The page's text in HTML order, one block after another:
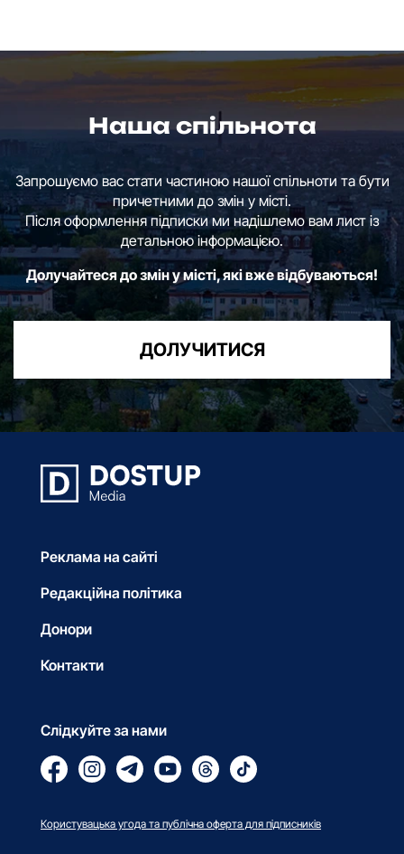
Наша спільнота
Запрошуємо вас стати частиною нашої спільноти та бути
причетними до змін у місті.
Після оформлення підписки ми надішлемо вам лист із
детальною інформацією.
Долучайтеся до змін у місті, які вже відбуваються!
ДОЛУЧИТИСЯ
Реклама на сайті
Редакційна політика
Донори
Контакти
Слідкуйте за нами
Користувацька угода та публічна оферта для підписників